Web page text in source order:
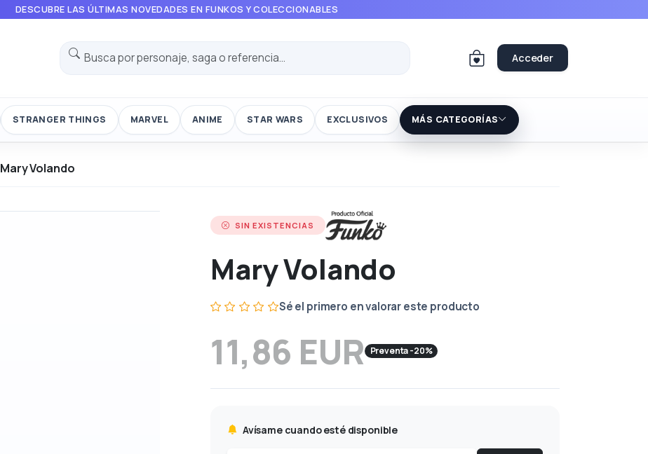
DESCUBRE LAS ÚLTIMAS NOVEDADES EN FUNKOS Y COLECCIONABLES
Acceder
STRANGER THINGS MARVEL ANIME STAR WARS EXCLUSIVOS MÁS CATEGORÍAS
Mary Volando
SIN EXISTENCIAS
Mary Volando
Sé el primero en valorar este producto
11,86 EUR Preventa -20%
Avísame cuando esté disponible